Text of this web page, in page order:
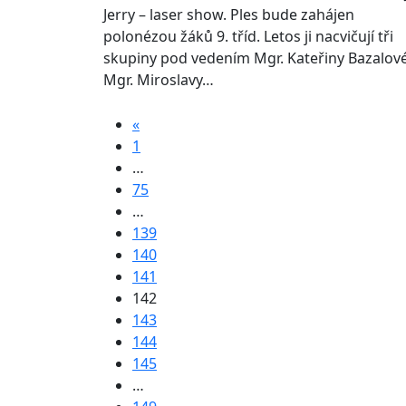
Jerry – laser show. Ples bude zahájen
polonézou žáků 9. tříd. Letos ji nacvičují tři
skupiny pod vedením Mgr. Kateřiny
Mgr. Miroslavy…
«
1
…
75
…
139
140
141
142
143
144
145
…